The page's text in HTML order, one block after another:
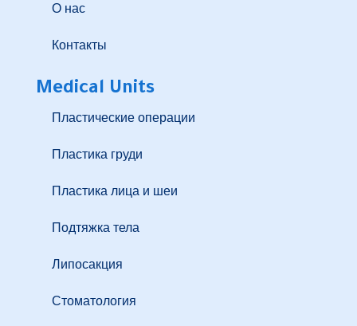
О нас
Контакты
Medical Units
Пластические операции
Пластика груди
Пластика лица и шеи
Подтяжка тела
Липосакция
Стоматология